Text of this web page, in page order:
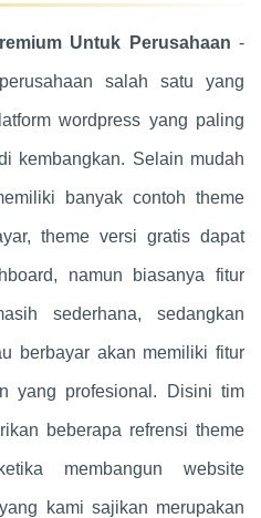
Untuk Perusahaan -
salah satu yang
wordpress yang paling
kembangkan. Selain mudah
banyak contoh theme
theme versi gratis dapat
namun biasanya fitur
sederhana, sedangkan
berbayar akan memiliki fitur
yang profesional. Disini tim
beberapa refrensi theme
membangun website
kami sajikan merupakan